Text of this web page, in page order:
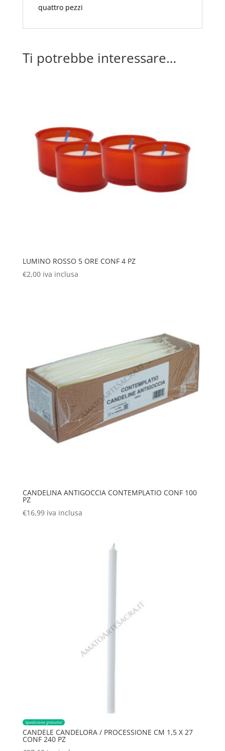
quattro pezzi
Ti potrebbe interessare…
LUMINO ROSSO 5 ORE CONF 4 PZ
€2,00 iva inclusa
CANDELINA ANTIGOCCIA CONTEMPLATIO CONF 100
PZ
€16,99 iva inclusa
Spedizione gratuita!
CANDELE CANDELORA / PROCESSIONE CM 1,5 X 27
CONF 240 PZ